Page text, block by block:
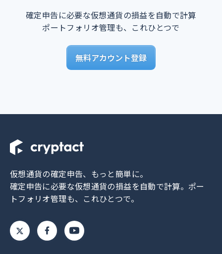
確定申告に必要な仮想通貨の損益を自動で計算
ポートフォリオ管理も、これひとつで
無料アカウント登録
仮想通貨の確定申告、もっと簡単に。
確定申告に必要な仮想通貨の損益を自動で計算。 ポー
トフォリオ管理も、これひとつで。